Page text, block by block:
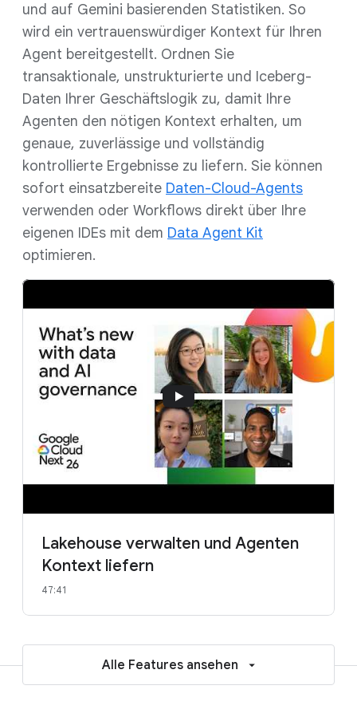
und auf Gemini basierenden Statistiken. So
wird ein vertrauenswürdiger Kontext für Ihren
Agent bereitgestellt. Ordnen Sie
transaktionale, unstrukturierte und Iceberg-
Daten Ihrer Geschäftslogik zu, damit Ihre
Agenten den nötigen Kontext erhalten, um
genaue, zuverlässige und vollständig
kontrollierte Ergebnisse zu liefern. Sie können
sofort einsatzbereite Daten-Cloud-Agents
verwenden oder Workflows direkt über Ihre
eigenen IDEs mit dem Data Agent Kit
optimieren.
Lakehouse verwalten und Agenten
Kontext liefern
47:41
Alle Features ansehen